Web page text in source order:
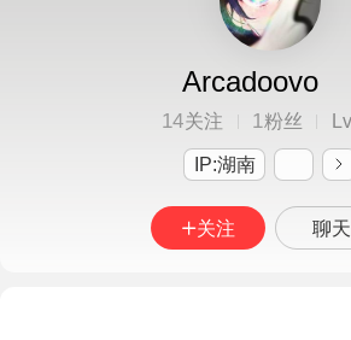
Arcadoovo
14关注 1粉丝
IP:湖南
关注 聊天